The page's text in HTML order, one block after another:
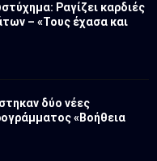
Ραγίζει καρδιές
– «Τους έχασα και
δύο νέες
«Βοήθεια